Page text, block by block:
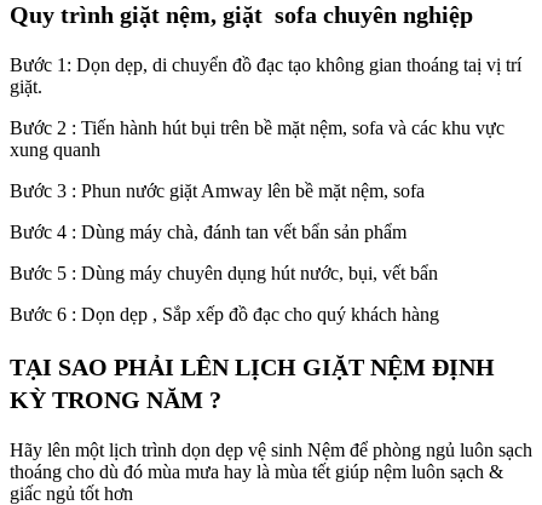
Quy trình giặt nệm, giặt sofa chuyên nghiệp
Bước 1: Dọn dẹp, di chuyển đồ đạc tạo không gian thoáng taị vị trí
giặt.
Bước 2 : Tiến hành hút bụi trên bề mặt nệm, sofa và các khu vực
xung quanh
Bước 3 : Phun nước giặt Amway lên bề mặt nệm, sofa
Bước 4 : Dùng máy chà, đánh tan vết bẩn sản phẩm
Bước 5 : Dùng máy chuyên dụng hút nước, bụi, vết bẩn
Bước 6 : Dọn dẹp , Sắp xếp đồ đạc cho quý khách hàng
TẠI SAO PHẢI LÊN LỊCH GIẶT NỆM ĐỊNH
KỲ TRONG NĂM ?
Hãy lên một lịch trình dọn dẹp vệ sinh Nệm để phòng ngủ luôn sạch
thoáng cho dù đó mùa mưa hay là mùa tết giúp nệm luôn sạch &
giấc ngủ tốt hơn